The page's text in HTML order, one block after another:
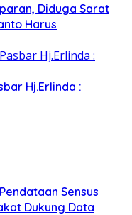
Diduga Sarat
Harus
Hj.Erlinda :
Sensus
Dukung Data